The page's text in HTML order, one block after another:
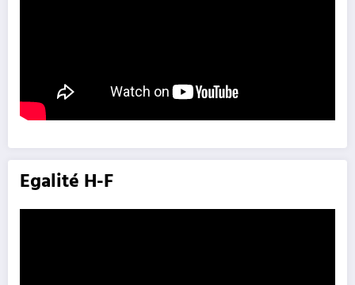
Egalité H-F